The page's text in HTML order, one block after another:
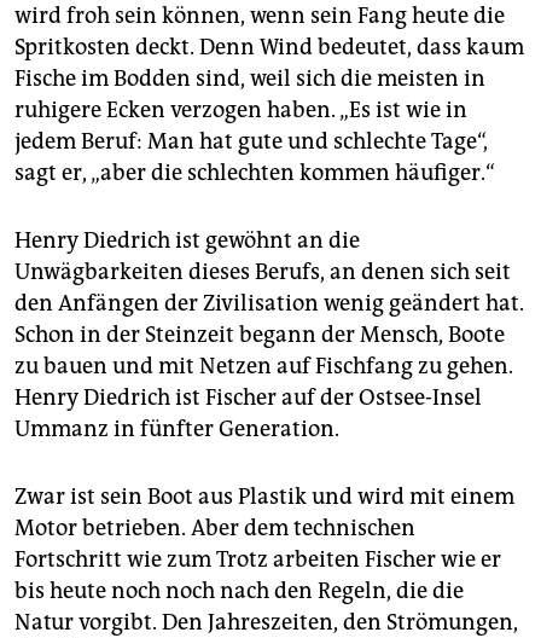
wird froh sein können, wenn sein Fang heute die
Spritkosten deckt. Denn Wind bedeutet, dass kaum
Fische im Bodden sind, weil sich die meisten in
ruhigere Ecken verzogen haben. „Es ist wie in
jedem Beruf: Man hat gute und schlechte Tage“,
sagt er, „aber die schlechten kommen häufiger.“
Henry Diedrich ist gewöhnt an die
Unwägbarkeiten dieses Berufs, an denen sich seit
den Anfängen der Zivilisation wenig geändert hat.
Schon in der Steinzeit begann der Mensch, Boote
zu bauen und mit Netzen auf Fischfang zu gehen.
Henry Diedrich ist Fischer auf der Ostsee-Insel
Ummanz in fünfter Generation.
Zwar ist sein Boot aus Plastik und wird mit einem
Motor betrieben. Aber dem technischen
Fortschritt wie zum Trotz arbeiten Fischer wie er
bis heute noch noch nach den Regeln, die die
Natur vorgibt. Den Jahreszeiten, den Strömungen,